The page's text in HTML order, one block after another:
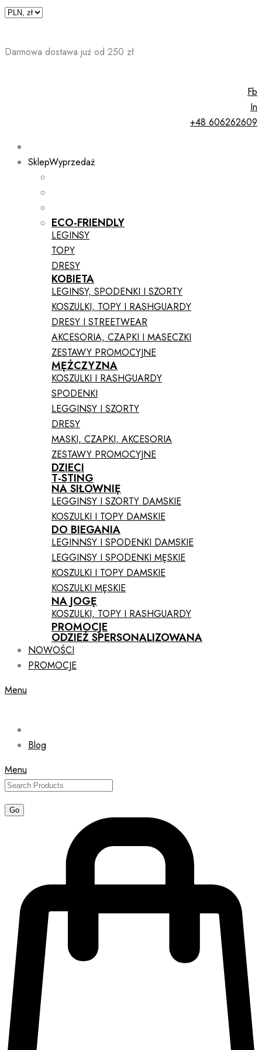
Skip
Darmowa dostawa już od 250 zł
Fb
In
+48 606262609
SklepWyprzedaż
ECO-FRIENDLY
LEGINSY
TOPY
DRESY
KOBIETA
LEGINSY, SPODENKI I SZORTY
KOSZULKI, TOPY I RASHGUARDY
DRESY I STREETWEAR
AKCESORIA, CZAPKI I MASECZKI
ZESTAWY PROMOCYJNE
MĘŻCZYZNA
KOSZULKI I RASHGUARDY
SPODENKI
LEGGINSY I SZORTY
DRESY
MASKI, CZAPKI, AKCESORIA
ZESTAWY PROMOCYJNE
DZIECI
T-STING
NA SIŁOWNIĘ
LEGGINSY I SZORTY DAMSKIE
KOSZULKI I TOPY DAMSKIE
DO BIEGANIA
LEGINNSY I SPODENKI DAMSKIE
LEGGINSY I SPODENKI MĘSKIE
KOSZULKI I TOPY DAMSKIE
KOSZULKI MĘSKIE
NA JOGĘ
KOSZULKI, TOPY I RASHGUARDY
PROMOCJE
ODZIEŻ SPERSONALIZOWANA
NOWOŚCI
PROMOCJE
Menu
Blog
Menu